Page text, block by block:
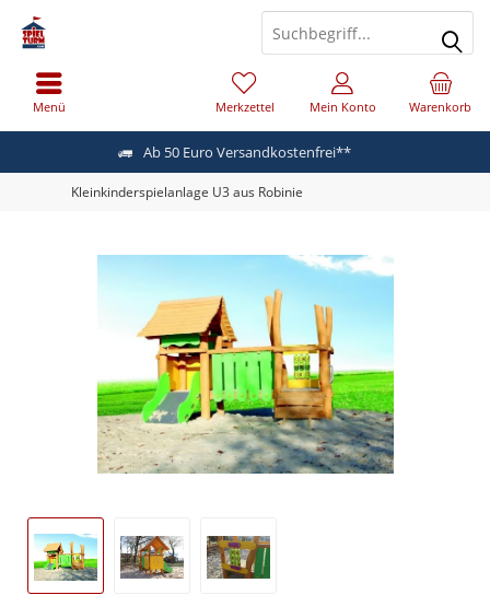
Ab 50 Euro Versandkostenfrei**
Menü Warenkorb
Merkzettel Mein Konto
Kleinkinderspielanlage U3 aus Robinie